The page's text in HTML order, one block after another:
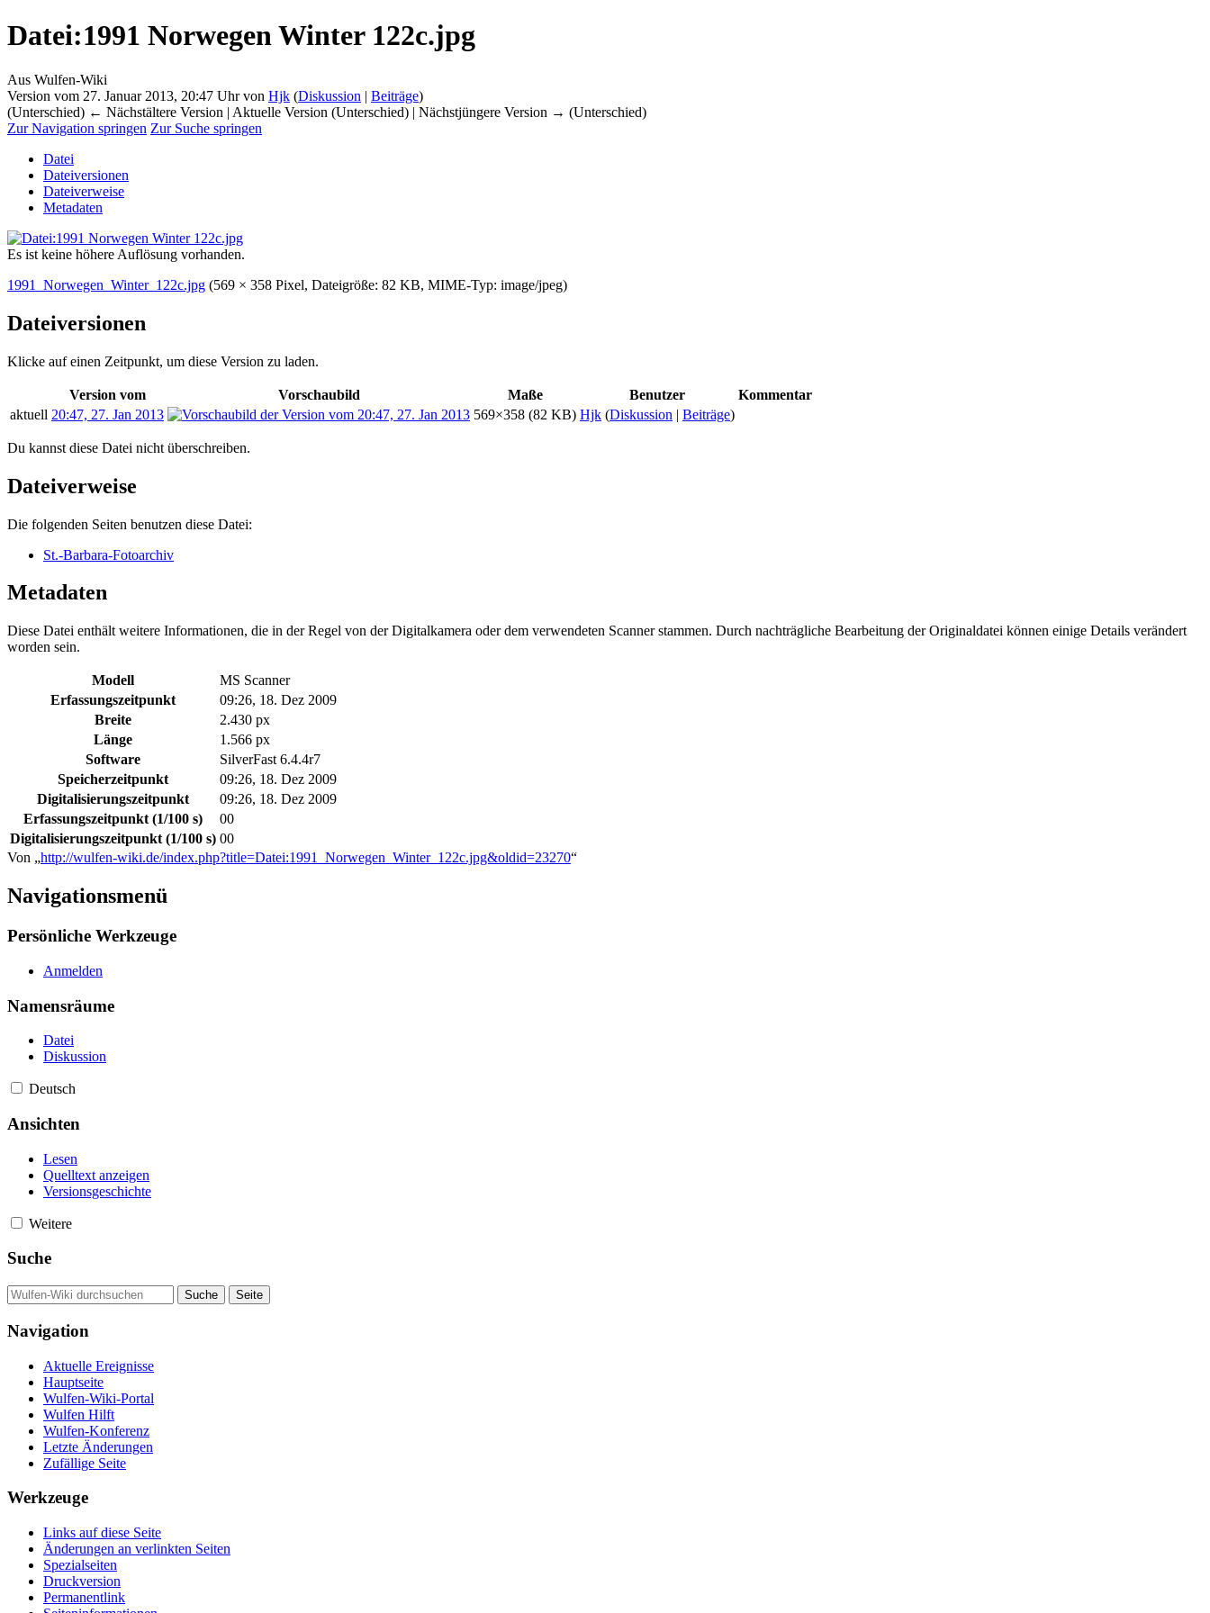
Datei:1991 Norwegen Winter 122c.jpg
Aus Wulfen-Wiki
Version vom 27. Januar 2013, 20:47 Uhr von Hjk (Diskussion | Beiträge)
(Unterschied) ← Nächstältere Version | Aktuelle Version (Unterschied) | Nächstjüngere Version → (Unterschied)
Zur Navigation springen Zur Suche springen
Datei
Dateiversionen
Dateiverweise
Metadaten
Es ist keine höhere Auflösung vorhanden.
1991_Norwegen_Winter_122c.jpg (569 × 358 Pixel, Dateigröße: 82 KB, MIME-Typ: image/jpeg)
Dateiversionen
Klicke auf einen Zeitpunkt, um diese Version zu laden.
Version vom Vorschaubild Maße Benutzer
Kommentar
aktuell 20:47, 27. Jan 2013 569×358 (82 KB) Hjk (Diskussion | Beiträge)
Du kannst diese Datei nicht überschreiben.
Dateiverweise
Die folgenden Seiten benutzen diese Datei:
St.-Barbara-Fotoarchiv
Metadaten
Diese Datei enthält weitere Informationen, die in der Regel von der Digitalkamera oder dem verwendeten Scanner stammen. Durch nachträgliche Bearbeitung der Originaldatei können einige Details verändert
worden sein.
Modell
MS Scanner
Erfassungszeitpunkt
09:26, 18. Dez 2009
Breite
2.430 px
Länge
1.566 px
Software
SilverFast 6.4.4r7
Speicherzeitpunkt
09:26, 18. Dez 2009
Digitalisierungszeitpunkt
09:26, 18. Dez 2009
Erfassungszeitpunkt (1/100 s)
00
Digitalisierungszeitpunkt (1/100 s) 00
Von „http://wulfen-wiki.de/index.php?title=Datei:1991_Norwegen_Winter_122c.jpg&oldid=23270“
Navigationsmenü
Persönliche Werkzeuge
Anmelden
Namensräume
Datei
Diskussion
Deutsch
Ansichten
Lesen
Quelltext anzeigen
Versionsgeschichte
Weitere
Suche
Navigation
Aktuelle Ereignisse
Hauptseite
Wulfen-Wiki-Portal
Wulfen Hilft
Wulfen-Konferenz
Letzte Änderungen
Zufällige Seite
Werkzeuge
Links auf diese Seite
Änderungen an verlinkten Seiten
Spezialseiten
Druckversion
Permanentlink